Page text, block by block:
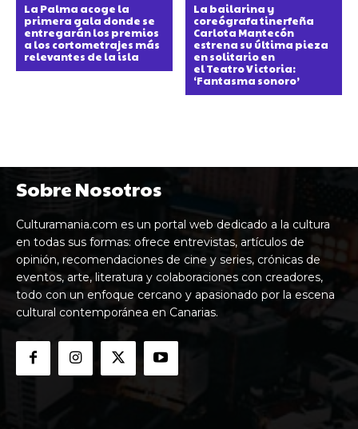
La Palma acoge la
primera gala donde se
entregarán los premios
a los cortometrajes más
relevantes de la isla
La bailarina y
coreógrafa tinerfeña
Carlota Mantecón
estrena su última pieza
en solitario en
el Teatro Victoria:
‘Fantasma sonoro’
Sobre Nosotros
Culturamania.com es un portal web dedicado a la cultura
en todas sus formas: ofrece entrevistas, artículos de
opinión, recomendaciones de cine y series, crónicas de
eventos, arte, literatura y colaboraciones con creadores,
todo con un enfoque cercano y apasionado por la escena
cultural contemporánea en Canarias.